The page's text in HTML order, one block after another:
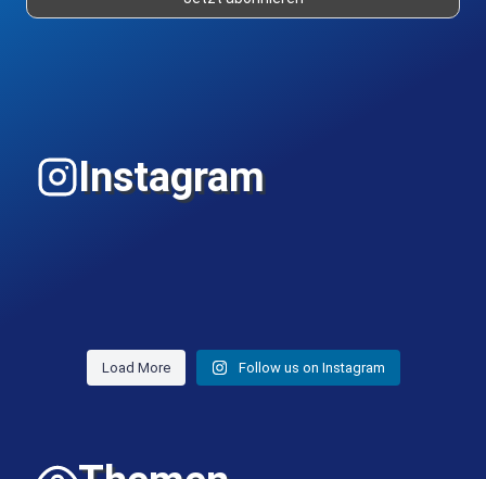
Instagram
Load More Follow us on Instagram